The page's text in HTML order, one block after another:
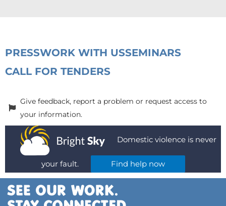
PRESSWORK WITH USSEMINARS
CALL FOR TENDERS
Give feedback, report a problem or request access to
your information.
Domestic violence is never
your fault. Find help now